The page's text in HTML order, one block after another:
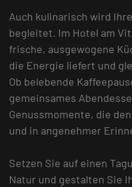
Auch kulinarisch wird
begleitet. Im Hotel am
frische, ausgewogene
die Energie liefert und
Ob belebende
gemeinsames
Genussmomente, die
und in angenehmer
Setzen Sie auf einen
Natur und gestalten Sie